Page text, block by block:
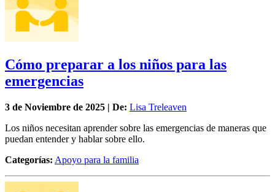
Cómo preparar a los niños para las
emergencias
3 de Noviembre de 2025 | De: Lisa Treleaven
Los niños necesitan aprender sobre las emergencias de maneras que
puedan entender y hablar sobre ello.
Categorías: Apoyo para la familia